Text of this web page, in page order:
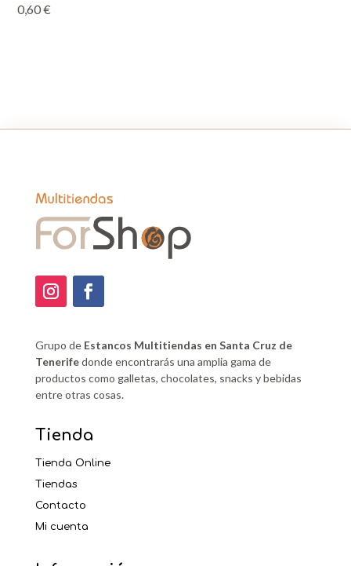
0,60€
Grupo de Estancos Multitiendas en Santa Cruz de
Tenerifedonde encontrarás una amplia gama de
productos como galletas, chocolates, snacks y bebidas
entre otras cosas.
Tienda
Tienda Online
Tiendas
Contacto
Mi cuenta